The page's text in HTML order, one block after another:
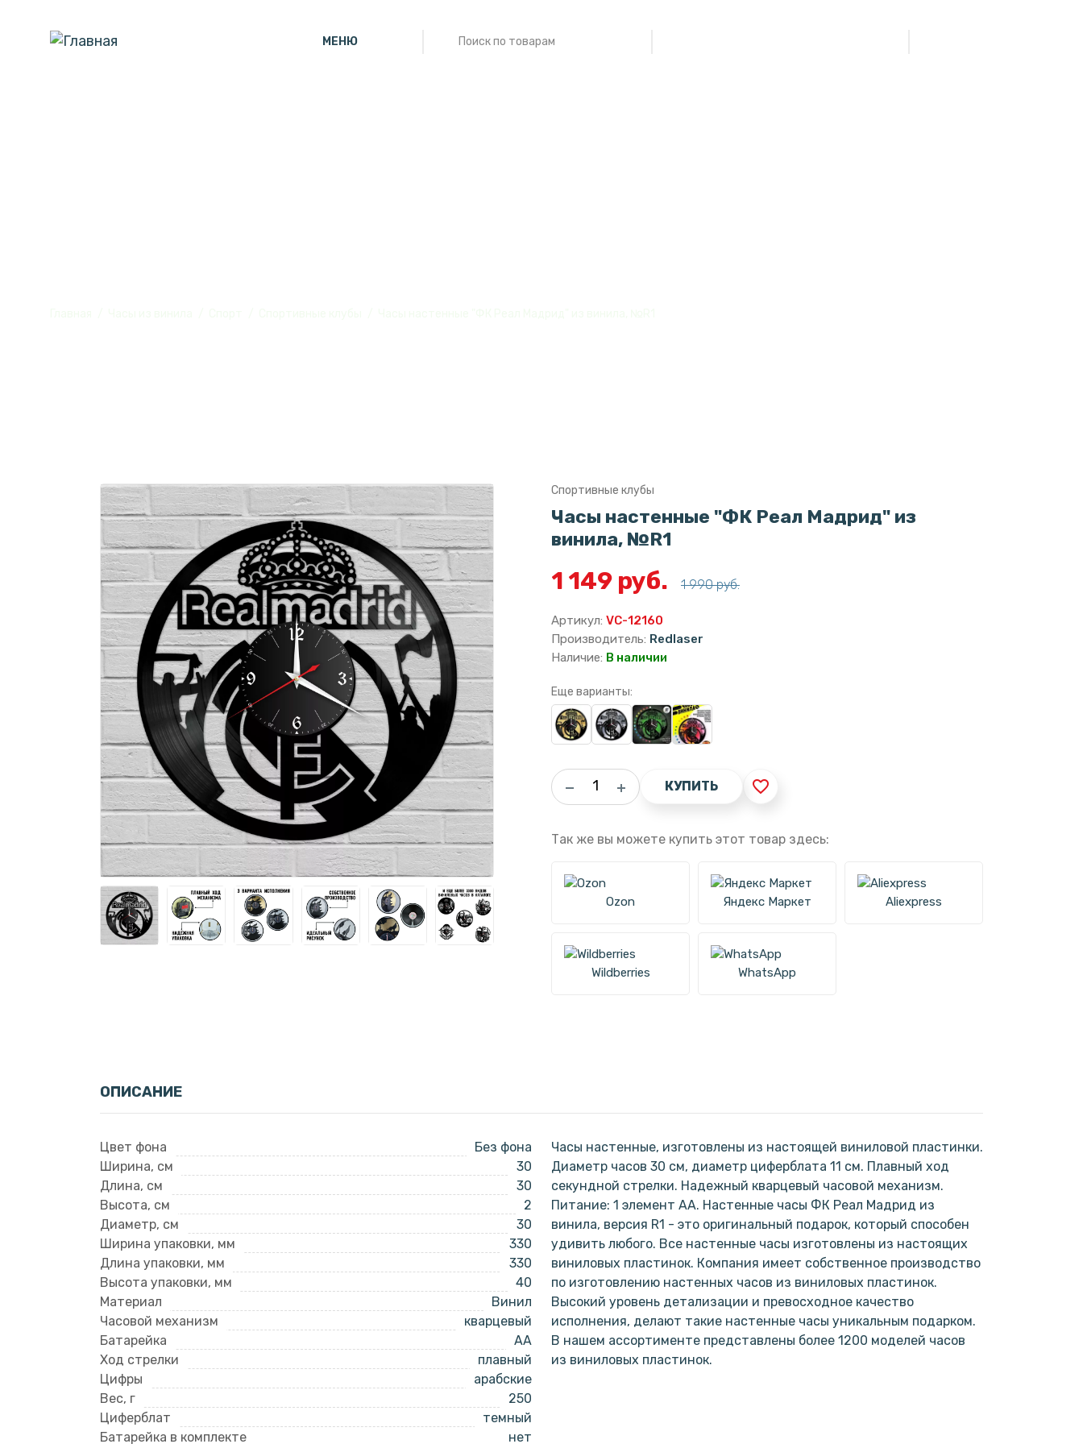
МЕНЮ
Спортивные клубы
Часы настенные "ФК Реал Мадрид" из
винила, №R1
1 149 руб. 1 990 руб.
Артикул: VC-12160
Производитель: Redlaser
Наличие: В наличии
Еще варианты:
КУПИТЬ favorite_border
Так же вы можете купить этот товар здесь:
Ozon Яндекс Маркет Aliexpress
Wildberries WhatsApp
ОПИСАНИЕ
Цвет фона
Без фона
Ширина, см
30
Длина, см
30
Высота, см
2
Диаметр, см
30
Ширина упаковки, мм
330
Длина упаковки, мм
330
Высота упаковки, мм
40
Материал
Винил
Часовой механизм
кварцевый
Батарейка
AA
Ход стрелки
плавный
Цифры
арабские
Вес, г
250
Циферблат
темный
Батарейка в комплекте
нет
Часы настенные, изготовлены из настоящей виниловой пластинки.
Диаметр часов 30 см, диаметр циферблата 11 см. Плавный ход
секундной стрелки. Надежный кварцевый часовой механизм.
Питание: 1 элемент АА. Настенные часы ФК Реал Мадрид из
винила, версия R1 - это оригинальный подарок, который способен
удивить любого. Все настенные часы изготовлены из настоящих
виниловых пластинок. Компания имеет собственное производство
по изготовлению настенных часов из виниловых пластинок.
Высокий уровень детализации и превосходное качество
исполнения, делают такие настенные часы уникальным подарком.
В нашем ассортименте представлены более 1200 моделей часов
из виниловых пластинок.